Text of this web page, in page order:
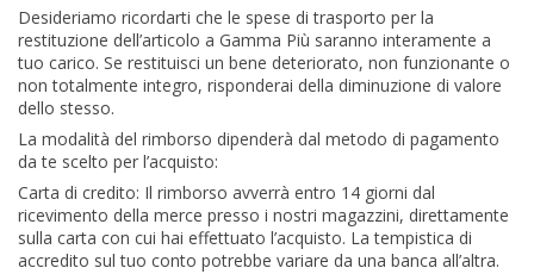
Desideriamo ricordarti che le spese di trasporto per la
restituzione dell’articolo a Gamma Più saranno interamente a
tuo carico. Se restituisci un bene deteriorato, non funzionante o
non totalmente integro, risponderai della diminuzione di valore
dello stesso.
La modalità del rimborso dipenderà dal metodo di pagamento
da te scelto per l’acquisto:
Carta di credito: Il rimborso avverrà entro 14 giorni dal
ricevimento della merce presso i nostri magazzini, direttamente
sulla carta con cui hai effettuato l’acquisto. La tempistica di
accredito sul tuo conto potrebbe variare da una banca all’altra.